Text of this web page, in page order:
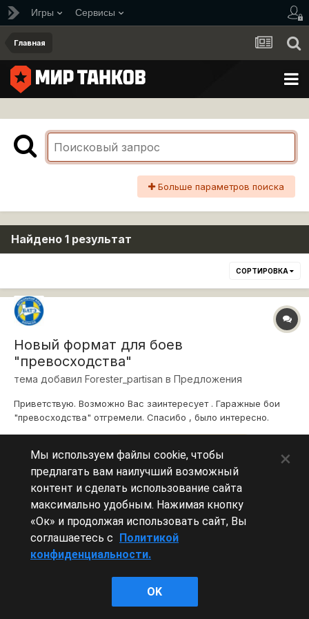
Игры Сервисы
Главная
Больше параметров поиска
Найдено 1 результат
СОРТИРОВКА
Новый формат для боев
"превосходства"
тема добавил Forester_partisan в Предложения
Приветствую. Возможно Вас заинтересует . Гаражные бои
"превосходства" отгремели. Спасибо , было интересно.
рандома танки , а те , которые ,не имеют шанса прописаться
в рандоме . То есть маш...
Powered by Invision Community
Мы используем файлы cookie, чтобы
предлагать вам наилучший возможный
контент и сделать использование сайта
максимально удобным. Нажимая кнопку
«Ок» и продолжая использовать сайт, Вы
соглашаетесь с Политикой
конфиденциальности.
OK
×